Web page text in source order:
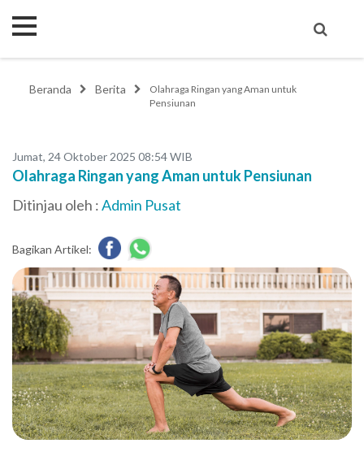
Beranda Berita
Olahraga Ringan yang Aman untuk
Pensiunan
Jumat, 24 Oktober 2025 08:54 WIB
Olahraga Ringan yang Aman untuk Pensiunan
Ditinjau oleh :Admin Pusat
Bagikan Artikel: